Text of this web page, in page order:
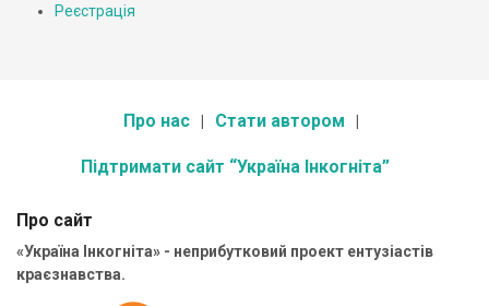
Реєстрація
Про нас Стати автором
Підтримати сайт “Україна Інкогніта”
Про сайт
«Україна Інкогніта» - неприбутковий проект ентузіастів
краєзнавства.